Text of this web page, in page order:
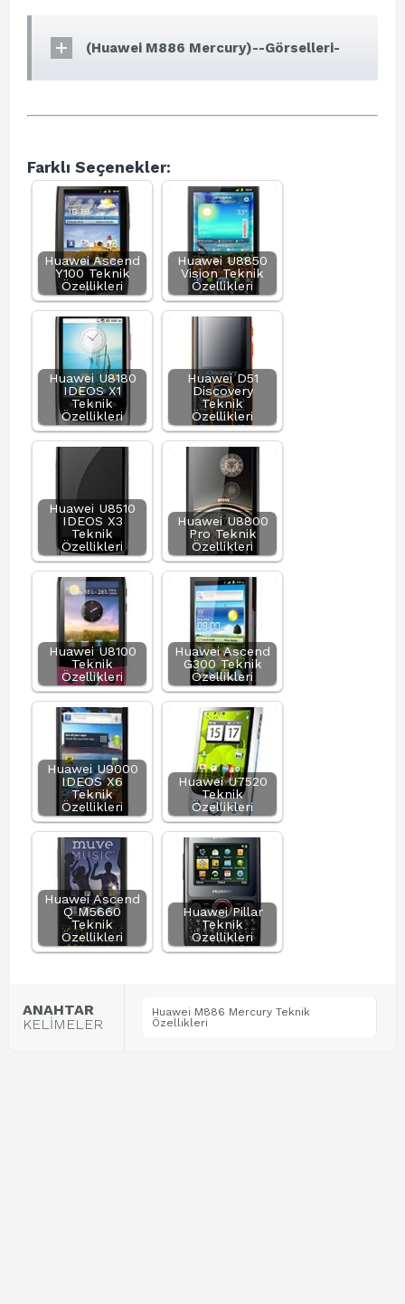
(Huawei M886 Mercury)--Görselleri-
Farklı Seçenekler:
Huawei Ascend
Y100 Teknik
Özellikleri
Huawei U8850
Vision Teknik
Özellikleri
Huawei U8180
IDEOS X1
Teknik
Özellikleri
Huawei D51
Discovery
Teknik
Özellikleri
Huawei U8510
IDEOS X3
Teknik
Özellikleri
Huawei U8800
Pro Teknik
Özellikleri
Huawei U8100
Teknik
Özellikleri
Huawei Ascend
G300 Teknik
Özellikleri
Huawei U9000
IDEOS X6
Teknik
Özellikleri
Huawei U7520
Teknik
Özellikleri
Huawei Ascend
Q M5660
Teknik
Özellikleri
Huawei Pillar
Teknik
Özellikleri
ANAHTAR
KELİMELER
Huawei M886 Mercury Teknik
Özellikleri